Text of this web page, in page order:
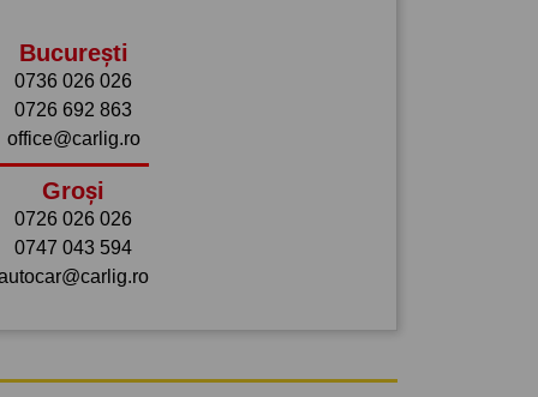
București
0736 026 026
0726 692 863
office@carlig.ro
Groși
0726 026 026
0747 043 594